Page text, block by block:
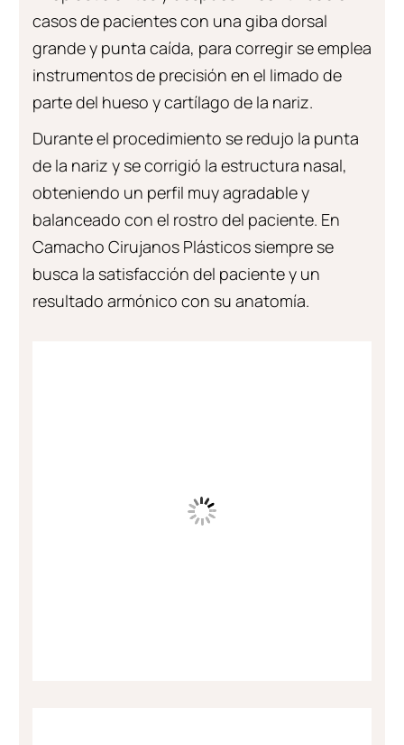
casos de pacientes con una giba dorsal
grande y punta caída, para corregir se emplea
instrumentos de precisión en el limado de
parte del hueso y cartílago de la nariz.
Durante el procedimiento se redujo la punta
de la nariz y se corrigió la estructura nasal,
obteniendo un perfil muy agradable y
balanceado con el rostro del paciente. En
Camacho Cirujanos Plásticos siempre se
busca la satisfacción del paciente y un
resultado armónico con su anatomía.